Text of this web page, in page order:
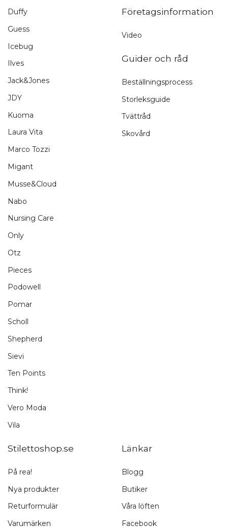
Duffy
Guess
Icebug
Ilves
Jack&Jones
JDY
Kuoma
Laura Vita
Marco Tozzi
Migant
Musse&Cloud
Nabo
Nursing Care
Only
Otz
Pieces
Podowell
Pomar
Scholl
Shepherd
Sievi
Ten Points
Think!
Vero Moda
Vila
Företagsinformation
Video
Guider och råd
Beställningsprocess
Storleksguide
Tvättråd
Skovård
Stilettoshop.se
På rea!
Nya produkter
Returformulär
Varumärken
Länkar
Blogg
Butiker
Våra löften
Facebook